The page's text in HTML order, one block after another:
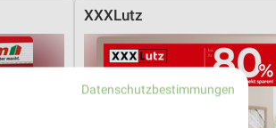
XXXLutz
Datenschutzbestimmungen